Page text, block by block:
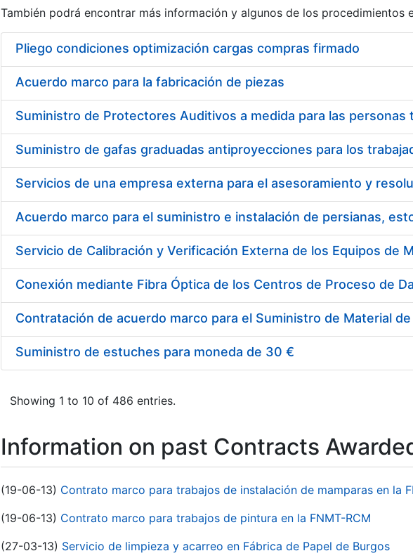
Show/Hide
Show/Hide
También podrá encontrar más información y algunos de los procedimientos
Pliego condiciones optimización cargas compras firmado
Acuerdo marco para la fabricación de piezas
Acuerdo marco para el suministro e instalación de persianas,
Suministro de estuches para moneda de 30 €
Showing 1 to 10 of 486 entries.
Information on past Contracts
(19-06-13) Contrato marco para trabajos de instalación de mamparas en la
(19-06-13) Contrato marco para trabajos de pintura en la FNMT-RCM
(27-03-13) Servicio de limpieza y acarreo en Fábrica de Papel de Burgos